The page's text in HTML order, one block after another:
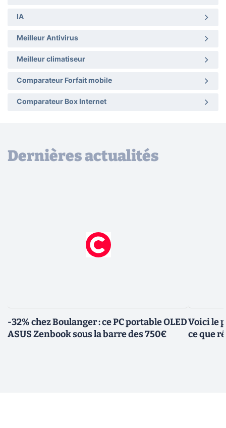
IA
Meilleur Antivirus
Meilleur climatiseur
Comparateur Forfait mobile
Comparateur Box Internet
Dernières actualités
-32% chez Boulanger : ce PC portable OLED
ASUS Zenbook sous la barre des 750€
Voici le
ce que